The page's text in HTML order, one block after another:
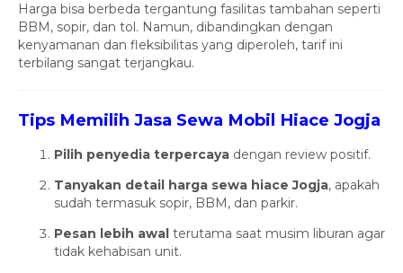
Harga bisa berbeda tergantung fasilitas tambahan seperti
BBM, sopir, dan tol. Namun, dibandingkan dengan
kenyamanan dan fleksibilitas yang diperoleh, tarif ini
terbilang sangat terjangkau.
Tips Memilih Jasa Sewa Mobil Hiace Jogja
Pilih penyedia terpercaya dengan review positif.
Tanyakan detail harga sewa hiace Jogja, apakah
sudah termasuk sopir, BBM, dan parkir.
Pesan lebih awal terutama saat musim liburan agar
tidak kehabisan unit.